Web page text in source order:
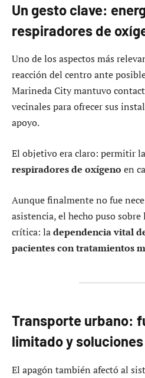
Un gesto clave:
respiradores de
Uno de los aspectos más
reacción del centro ante
Marineda City mantuvo
vecinales para ofrecer sus
apoyo.
El objetivo era claro: permitir la
respiradores de oxígeno en
Aunque finalmente no fue
asistencia, el hecho puso
crítica: ladependencia vital
pacientes con tratamientos
Transporte urbano:
limitado y
El apagón también afectó al